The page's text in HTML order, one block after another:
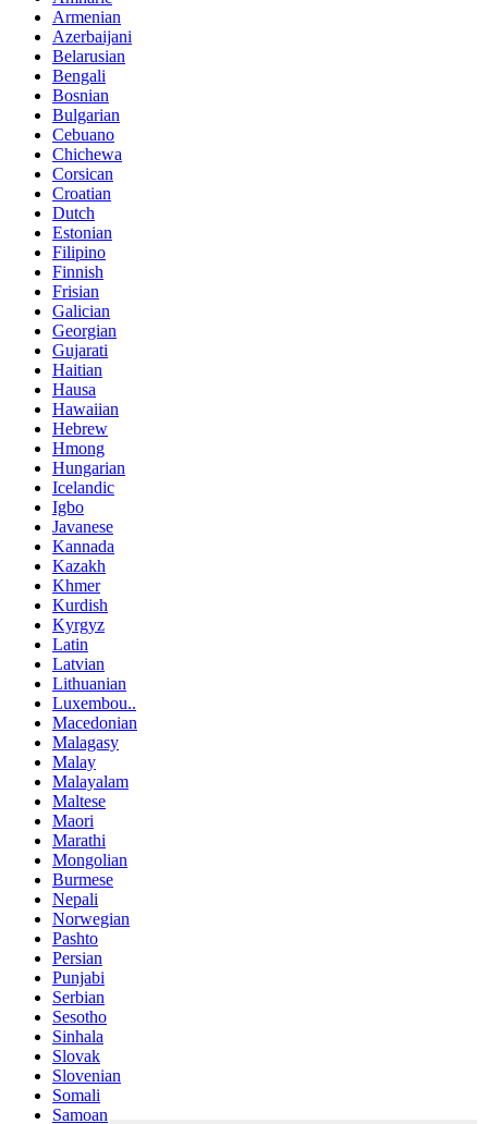
Armenian
Azerbaijani
Belarusian
Bengali
Bosnian
Bulgarian
Cebuano
Chichewa
Corsican
Croatian
Dutch
Estonian
Filipino
Finnish
Frisian
Galician
Georgian
Gujarati
Haitian
Hausa
Hawaiian
Hebrew
Hmong
Hungarian
Icelandic
Igbo
Javanese
Kannada
Kazakh
Khmer
Kurdish
Kyrgyz
Latin
Latvian
Lithuanian
Luxembou..
Macedonian
Malagasy
Malay
Malayalam
Maltese
Maori
Marathi
Mongolian
Burmese
Nepali
Norwegian
Pashto
Persian
Punjabi
Serbian
Sesotho
Sinhala
Slovak
Slovenian
Somali
Samoan